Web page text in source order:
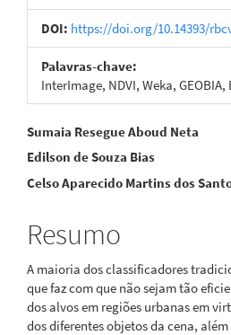
DOI: https://doi.org/10.14393/
Palavras-chave:
InterImage, NDVI, Weka,
Conteúdo
do
artigo
principal
Sumaia Resegue Aboud Neta
Edilson de Souza Bias
Celso Aparecido Martins dos
Resumo
A maioria dos classificadores
que faz com que não sejam tão
dos alvos em regiões urbanas em
dos diferentes objetos da cena,